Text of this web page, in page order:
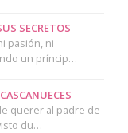
SECRETOS
pasión, ni
un príncip…
querer al padre de
du…